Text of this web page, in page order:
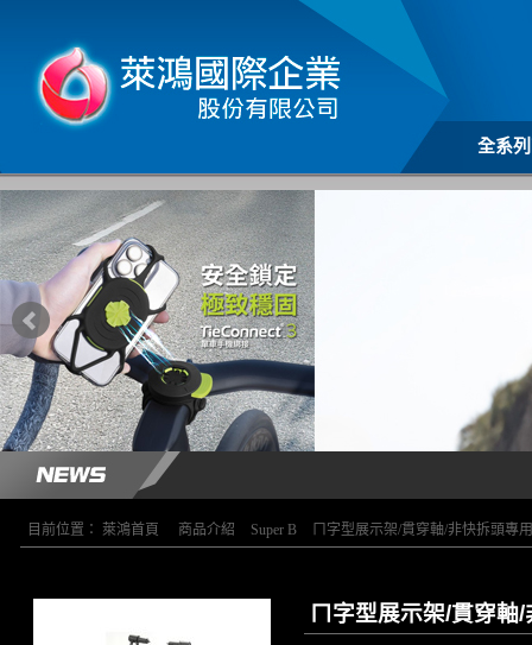
全系
目前位置： 萊鴻首頁 商品介紹 Super B ㄇ字型展示架/貫穿軸/非快拆頭專用
ㄇ字型展示架/貫穿軸